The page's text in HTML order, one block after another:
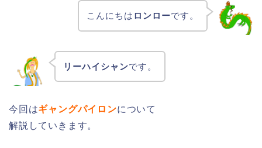
こんにちは ロンローです。
リーハイシャンです。
今回はギャングパイロンについて
解説していきます。